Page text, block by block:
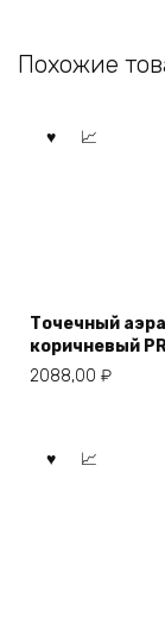
Похожие
Точечный
коричневый
2088,00 ₽